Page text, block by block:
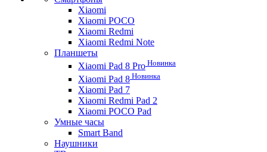
Xiaomi
Xiaomi POCO
Xiaomi Redmi
Xiaomi Redmi Note
Планшеты
Xiaomi Pad 8 Pro Новинка
Xiaomi Pad 8 Новинка
Xiaomi Pad 7
Xiaomi Redmi Pad 2
Xiaomi POCO Pad
Умные часы
Smart Band
Наушники